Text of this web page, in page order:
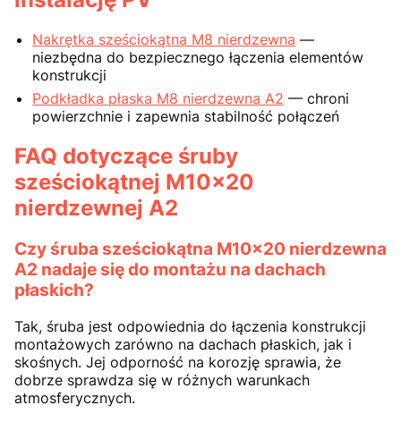
Nakrętka sześciokątna M8 nierdzewna —
niezbędna do bezpiecznego łączenia elementów
konstrukcji
Podkładka płaska M8 nierdzewna A2 — chroni
powierzchnie i zapewnia stabilność połączeń
FAQ dotyczące śruby
sześciokątnej M10x20
nierdzewnej A2
Czy śruba sześciokątna M10x20 nierdzewna
A2 nadaje się do montażu na dachach
płaskich?
Tak, śruba jest odpowiednia do łączenia konstrukcji
montażowych zarówno na dachach płaskich, jak i
skośnych. Jej odporność na korozję sprawia, że
dobrze sprawdza się w różnych warunkach
atmosferycznych.